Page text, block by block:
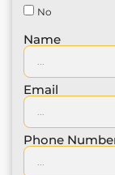
No
Name
Email
Phone